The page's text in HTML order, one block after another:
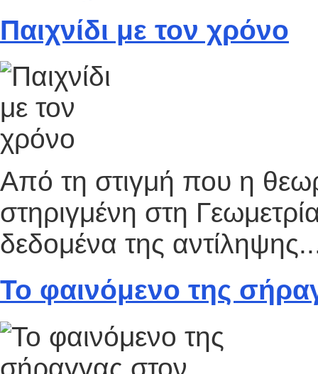
Παιχνίδι με τον χρόνο
Από τη στιγμή που η
στηριγμένη στη
δεδομένα της
Το φαινόμενο της